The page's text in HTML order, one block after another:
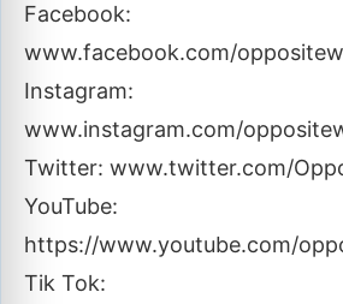
Facebook:
www.facebook.com/
Instagram:
www.instagram.com/
Twitter: www.twitter.com/
YouTube:
https://www.youtube.com/
Tik Tok: